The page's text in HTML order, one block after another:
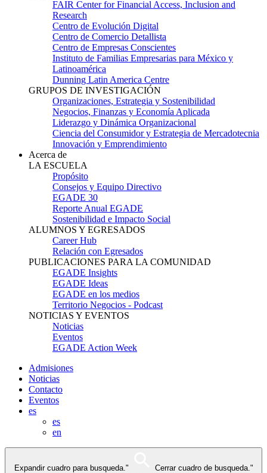
FAIR Center for Financial Access, Inclusion and
Research
Centro de Evolución Digital
Centro de Comercio Detallista
Centro de Empresas Conscientes
Instituto de Familias Empresarias para México y
Latinoamérica
Dunning Latin America Centre
GRUPOS DE INVESTIGACIÓN
Organizaciones, Estrategia y Sostenibilidad
Negocios, Finanzas y Economía Aplicada
Liderazgo y Dinámica Organizacional
Ciencia del Consumidor y Estrategia de Mercadotecnia
Innovación y Emprendimiento
Acerca de
LA ESCUELA
Propósito
Consejos y Equipo Directivo
EGADE 30
Reporte Anual EGADE
Sostenibilidad e Impacto Social
ALUMNOS Y EGRESADOS
Career Hub
Relación con Egresados
PUBLICACIONES PARA LA COMUNIDAD
EGADE Insights
EGADE Ideas
EGADE en los medios
Territorio Negocios - Podcast
NOTICIAS Y EVENTOS
Noticias
Eventos
EGADE Action Week
Admisiones
Noticias
Contacto
Eventos
es
es
en
Expandir cuadro para busqueda." Cerrar cuadro de busqueda."